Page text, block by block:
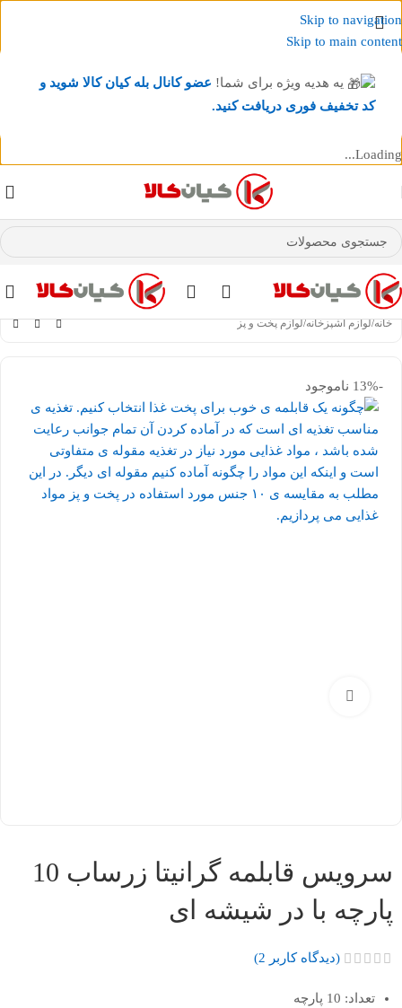
یه هدیه ویژه برای شما! عضو کانال بله کیان کالا شوید و
کد تخفیف فوری دریافت کنید.
Loading...
Skip to navigation
Skip to main content
عضو کانال بله کیان کالا شوید و کد تخفیف دریافت کنید.
خانه/لوازم آشپزخانه/لوازم پخت و پز
-13% ناموجود
سرویس قابلمه گرانیتا زرساب 10
پارچه با در شیشه ای
(دیدگاه کاربر 2
)
تعداد: 10 پارچه